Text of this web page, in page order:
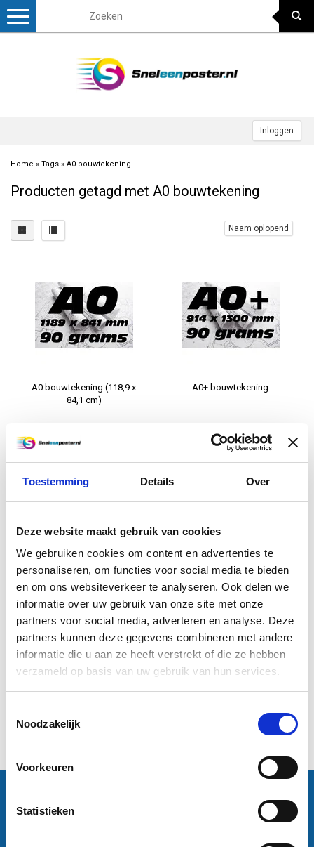
Toestemming Details Over
Deze website maakt gebruik van cookies
We gebruiken cookies om content en advertenties te
personaliseren, om functies voor social media te bieden
en om ons websiteverkeer te analyseren. Ook delen we
informatie over uw gebruik van onze site met onze
partners voor social media, adverteren en analyse. Deze
partners kunnen deze gegevens combineren met andere
informatie die u aan ze heeft verstrekt of die ze hebben
verzameld op basis van uw gebruik van hun services.
Noodzakelijk
Voorkeuren
Statistieken
Inloggen
Toggle
Home » Tags » A0 bouwtekening
Producten getagd met A0 bouwtekening
Naam oplopend
A0 bouwtekening (118,9 x
84,1 cm)
A0+ bouwtekening
€5,95
A0++ bouwtekening - 1500 x
841 mm
€7,95
1
Sneleenposter.nl